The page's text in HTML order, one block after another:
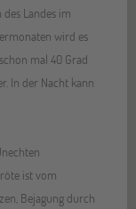
Landes im
wird es
mal 40 Grad
In der Nacht kann
ist vom
Bejagung durch